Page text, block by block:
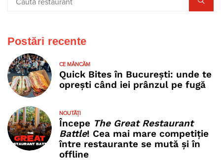
Postări recente
CE MÂNCĂM
Quick Bites în București: unde te
oprești când iei prânzul pe fugă
NOUTĂȚI
Începe The Great Restaurant
Battle! Cea mai mare competiție
între restaurante se mută și în
offline